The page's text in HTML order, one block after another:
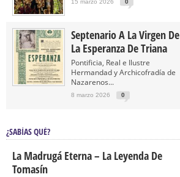
15 marzo 2026 0
Septenario A La Virgen De
La Esperanza De Triana
Pontificia, Real e Ilustre
Hermandad y Archicofradía de
Nazarenos...
8 marzo 2026 0
¿SABÍAS QUÉ?
La Madrugá Eterna – La Leyenda De
Tomasín